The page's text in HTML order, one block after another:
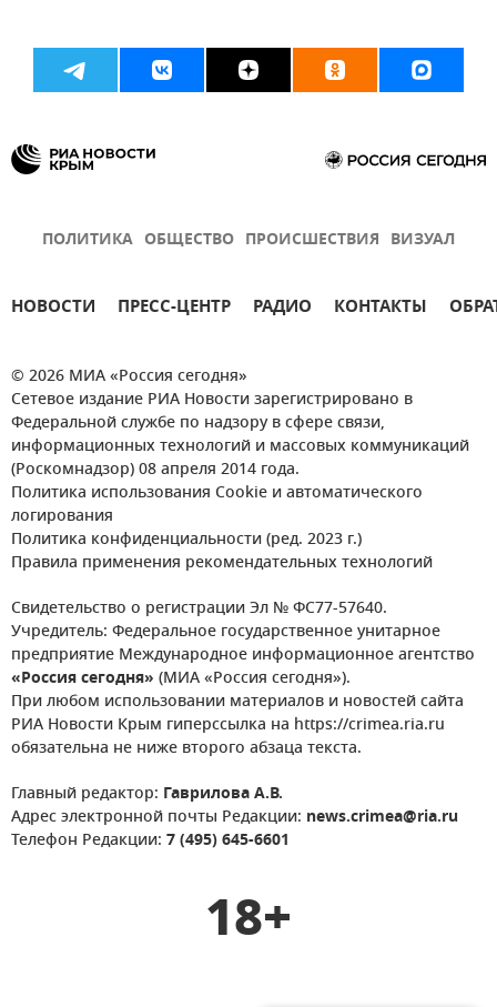
ПОЛИТИКА ОБЩЕСТВО ПРОИСШЕСТВИЯ ВИЗУАЛ
НОВОСТИ ПРЕСС-ЦЕНТР РАДИО КОНТАКТЫ
© 2026 МИА «Россия сегодня»
Сетевое издание РИА Новости зарегистрировано в
Федеральной службе по надзору в сфере связи,
информационных технологий и массовых коммуникаций
(Роскомнадзор) 08 апреля 2014 года.
Политика использования Cookie и автоматического
логирования
Политика конфиденциальности (ред. 2023 г.)
Правила применения рекомендательных технологий
Свидетельство о регистрации Эл № ФС77-57640.
Учредитель: Федеральное государственное унитарное
предприятие Международное информационное агентство
«Россия сегодня» (МИА «Россия сегодня»).
При любом использовании материалов и новостей сайта
РИА Новости Крым гиперссылка на https://crimea.ria.ru
обязательна не ниже второго абзаца текста.
Главный редактор: Гаврилова А.В.
Адрес электронной почты Редакции: news.crimea@ria.ru
Телефон Редакции: 7 (495) 645-6601
18+